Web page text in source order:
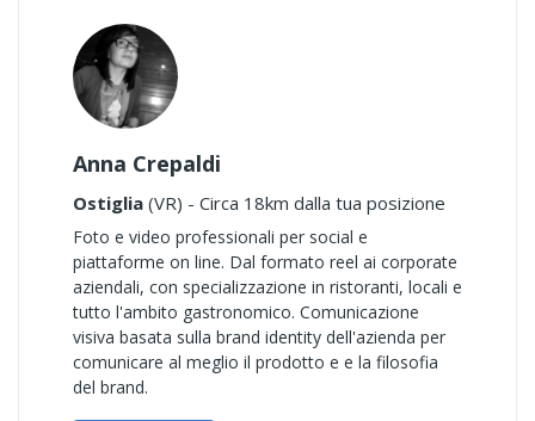
Anna Crepaldi
Ostiglia (VR) - Circa 18km dalla tua posizione
Foto e video professionali per social e
piattaforme on line. Dal formato reel ai corporate
aziendali, con specializzazione in ristoranti, locali e
tutto l'ambito gastronomico. Comunicazione
visiva basata sulla brand identity dell'azienda per
comunicare al meglio il prodotto e e la filosofia
del brand.